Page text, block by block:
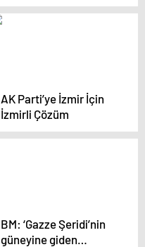
AK Parti’ye İzmir İçin
İzmirli Çözüm
BM: ‘Gazze Şeridi’nin
güneyine giden